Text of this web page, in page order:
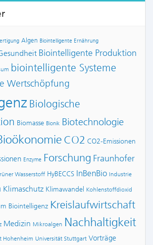
Algen Biointelligente Ernährung
Biointelligente Produktion
biointelligente Systeme
Wertschöpfung
Biologische
Biomasse Bionik Biotechnologie
CO2 CO2-Emissionen
Enzyme Forschung Fraunhofer
Wasserstoff HyBECCS InBenBio Industrie
Klimaschutz Klimawandel Kohlenstoffdioxid
Biointelligenz Kreislaufwirtschaft
Medizin Mikroalgen Nachhaltigkeit
Hohenheim Universität Stuttgart Vorträge